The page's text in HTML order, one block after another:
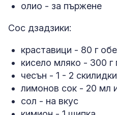
олио - за пържене
Сос дзадзики:
краставици - 80 г
кисело мляко - 300 г
чесън - 1 - 2 скилидки
лимонов сок - 20 мл
сол - на вкус